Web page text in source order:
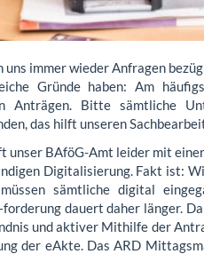
immer wieder Anfragen
Gründe haben: Am
Anträgen. Bitte sämtliche
das hilft unseren
unser BAföG-Amt leider mit
Digitalisierung. Fakt ist:
sämtliche digital
dauert daher länger.
und aktiver Mithilfe der
der eAkte. Das ARD